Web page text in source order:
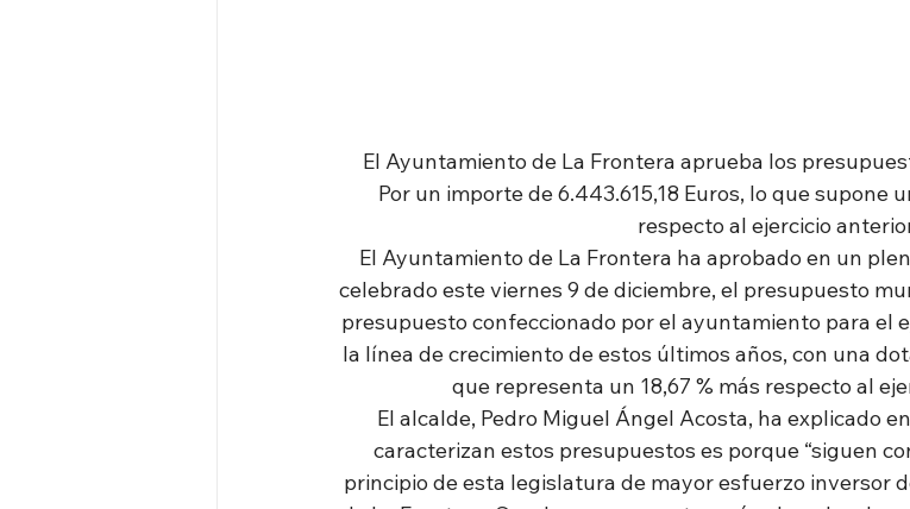
El Ayuntamiento de La Frontera aprueba los
Por un importe de 6.443.615,18 Euros, lo que supone
respecto al ejercicio
El Ayuntamiento de La Frontera ha aprobado en un
celebrado este viernes 9 de diciembre, el presupuesto
presupuesto confeccionado por el ayuntamiento para el
la línea de crecimiento de estos últimos años, con una
que representa un 18,67 % más respecto al
El alcalde, Pedro Miguel Ángel Acosta, ha explicado
caracterizan estos presupuestos es porque “siguen
principio de esta legislatura de mayor esfuerzo inversor